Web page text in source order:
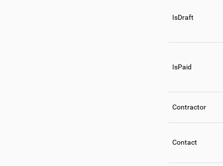
IsDraft
IsPaid
Contractor
Contact